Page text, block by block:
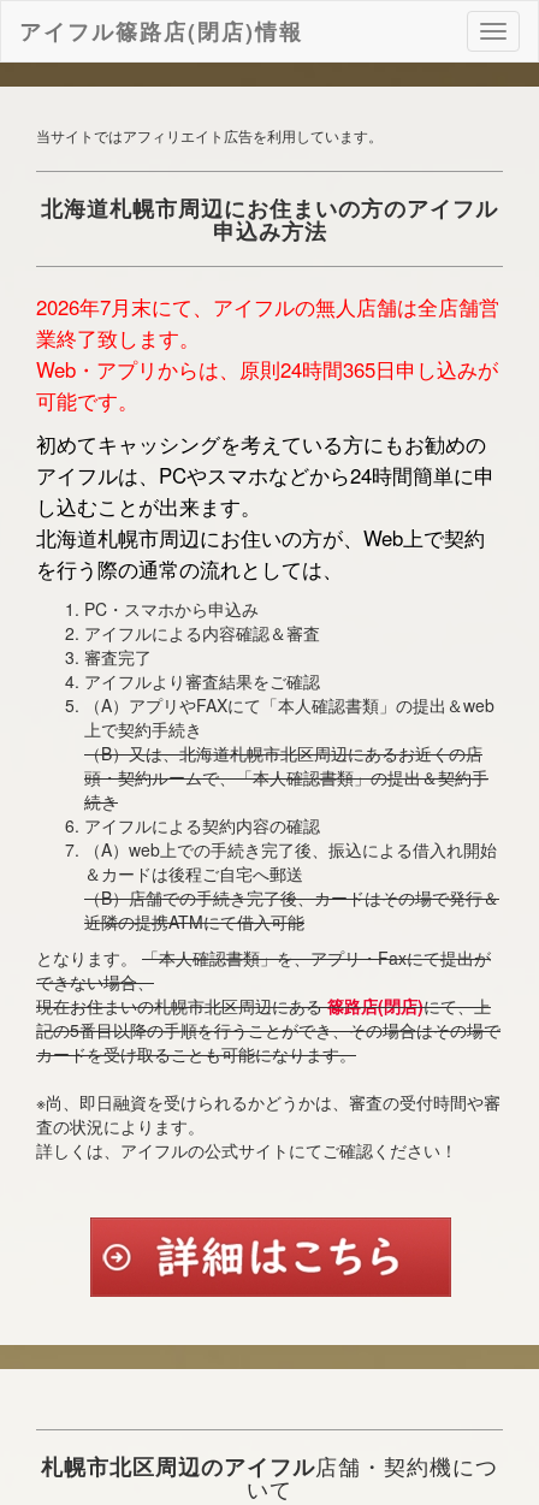
ナ
ビ
ゲ
ン
アイフル篠路店(閉店)情報
当サイトではアフィリエイト広告を利用しています。
北海道札幌市周辺にお住まいの方のアイフル
申込み方法
2026年7月末にて、アイフルの無人店舗は全店舗営
業終了致します。
Web・アプリからは、原則24時間365日申し込みが
可能です。
初めてキャッシングを考えている方にもお勧めの
アイフルは、PCやスマホなどから24時間簡単に申
し込むことが出来ます。
北海道札幌市周辺にお住いの方が、Web上で契約
を行う際の通常の流れとしては、
PC・スマホから申込み
アイフルによる内容確認＆審査
審査完了
アイフルより審査結果をご確認
（A）アプリやFAXにて「本人確認書類」の提出＆web
上で契約手続き
（B）又は、北海道札幌市北区周辺にあるお近くの店
頭・契約ルームで、「本人確認書類」の提出＆契約手
続き
アイフルによる契約内容の確認
（A）web上での手続き完了後、振込による借入れ開始
＆カードは後程ご自宅へ郵送
（B）店舗での手続き完了後、カードはその場で発行＆
近隣の提携ATMにて借入可能
となります。 「本人確認書類」を、アプリ・Faxにて提出が
できない場合、
現在お住まいの札幌市北区周辺にある篠路店(閉店)にて、上
記の5番目以降の手順を行うことができ、その場合はその場で
カードを受け取ることも可能になります。
※尚、即日融資を受けられるかどうかは、審査の受付時間や審
査の状況によります。
詳しくは、アイフルの公式サイトにてご確認ください！
札幌市北区周辺のアイフル店舗・契約機につ
いて